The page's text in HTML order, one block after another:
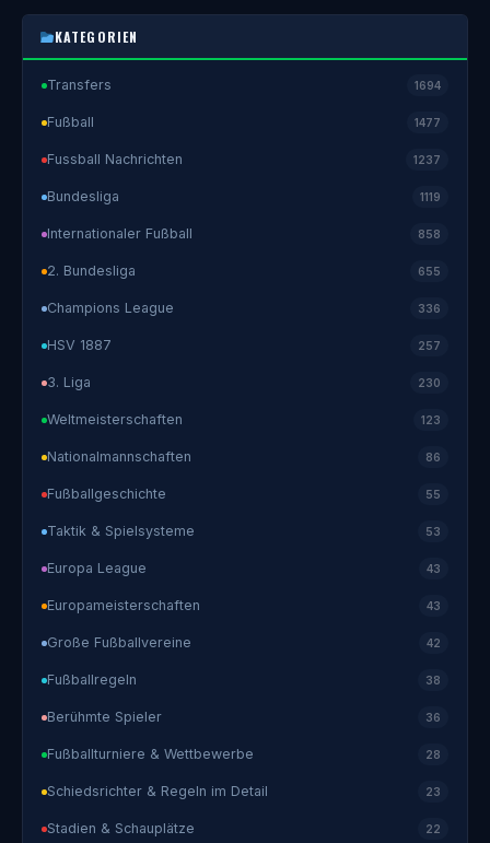
KATEGORIEN
Transfers 1694
Fußball 1477
Fussball Nachrichten 1237
Bundesliga 1119
Internationaler Fußball 858
2. Bundesliga 655
Champions League 336
HSV 1887 257
3. Liga 230
Weltmeisterschaften 123
Nationalmannschaften 86
Fußballgeschichte 55
Taktik & Spielsysteme 53
Europa League 43
Europameisterschaften 43
Große Fußballvereine 42
Fußballregeln 38
Berühmte Spieler 36
Fußballturniere & Wettbewerbe 28
Schiedsrichter & Regeln im Detail 23
Stadien & Schauplätze 22